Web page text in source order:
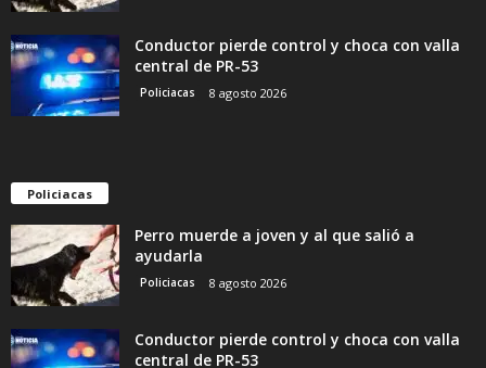
Conductor pierde control y choca con valla
central de PR-53
Policiacas 8 agosto 2026
Policiacas
Perro muerde a joven y al que salió a
ayudarla
Policiacas 8 agosto 2026
Conductor pierde control y choca con valla
central de PR-53